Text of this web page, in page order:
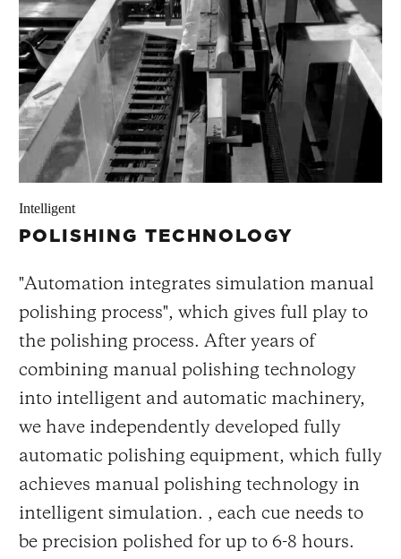
Intelligent
POLISHING TECHNOLOGY
"Automation integrates simulation manual
polishing process", which gives full play to
the polishing process. After years of
combining manual polishing technology
into intelligent and automatic machinery,
we have independently developed fully
automatic polishing equipment, which fully
achieves manual polishing technology in
intelligent simulation. , each cue needs to
be precision polished for up to 6-8 hours.